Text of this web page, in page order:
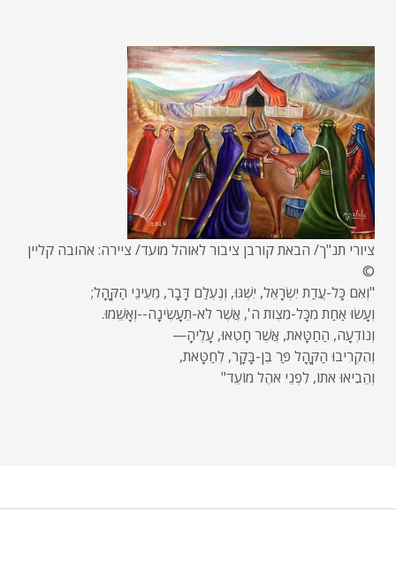
ציורי תנ"ך/ הבאת קורבן ציבור לאוהל מועד/ ציירה: אהובה קליין
©
"וְאִם כָּל-עֲדַת יִשְׂרָאֵל, יִשְׁגּוּ, וְנֶעְלַם דָּבָר, מֵעֵינֵי הַקָּהָל;
וְעָשׂוּ אַחַת מִכָּל-מִצְוֺת ה', אֲשֶׁר לֹא-תֵעָשֶׂינָה--וְאָשֵׁמוּ.
וְנוֹדְעָה, הַחַטָּאת, אֲשֶׁר חָטְאוּ, עָלֶיהָ—
וְהִקְרִיבוּ הַקָּהָל פַּר בֶּן-בָּקָר, לְחַטָּאת,
וְהֵבִיאוּ אֹתוֹ, לִפְנֵי אֹהֶל מוֹעֵד"